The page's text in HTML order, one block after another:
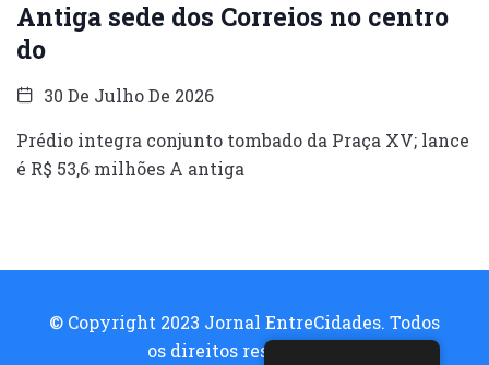
Antiga sede dos Correios no centro
do
30 De Julho De 2026
Prédio integra conjunto tombado da Praça XV; lance
é R$ 53,6 milhões A antiga
© Copyright 2023 Jornal EntreCidades. Todos
os direitos reservados.